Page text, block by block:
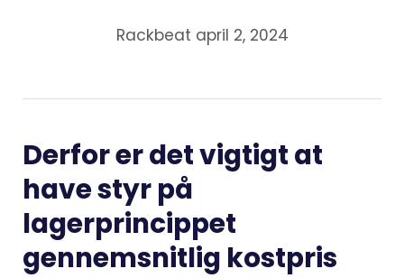
Rackbeat april 2, 2024
Derfor er det vigtigt at
have styr på
lagerprincippet
gennemsnitlig kostpris